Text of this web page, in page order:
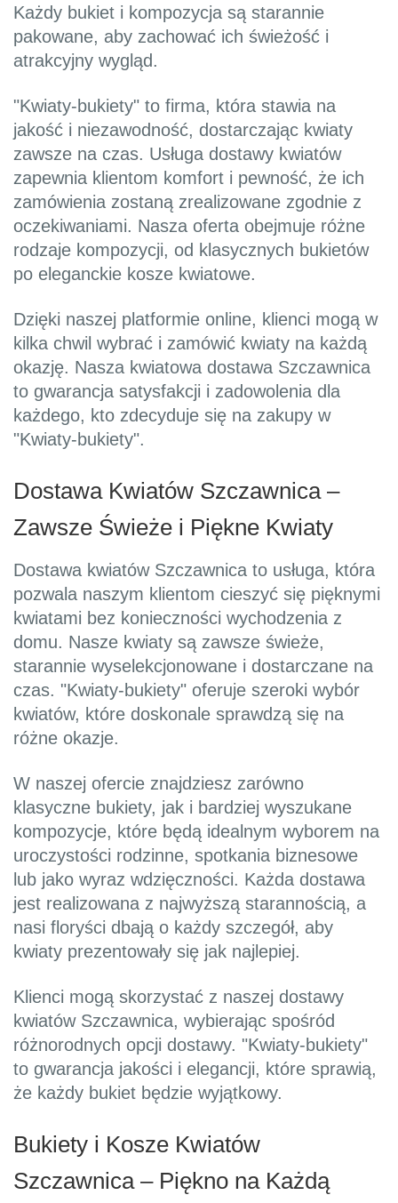
Każdy bukiet i kompozycja są starannie
pakowane, aby zachować ich świeżość i
atrakcyjny wygląd.
"Kwiaty-bukiety" to firma, która stawia na
jakość i niezawodność, dostarczając kwiaty
zawsze na czas. Usługa dostawy kwiatów
zapewnia klientom komfort i pewność, że ich
zamówienia zostaną zrealizowane zgodnie z
oczekiwaniami. Nasza oferta obejmuje różne
rodzaje kompozycji, od klasycznych bukietów
po eleganckie kosze kwiatowe.
Dzięki naszej platformie online, klienci mogą w
kilka chwil wybrać i zamówić kwiaty na każdą
okazję. Nasza kwiatowa dostawa Szczawnica
to gwarancja satysfakcji i zadowolenia dla
każdego, kto zdecyduje się na zakupy w
"Kwiaty-bukiety".
Dostawa Kwiatów Szczawnica –
Zawsze Świeże i Piękne Kwiaty
Dostawa kwiatów Szczawnica to usługa, która
pozwala naszym klientom cieszyć się pięknymi
kwiatami bez konieczności wychodzenia z
domu. Nasze kwiaty są zawsze świeże,
starannie wyselekcjonowane i dostarczane na
czas. "Kwiaty-bukiety" oferuje szeroki wybór
kwiatów, które doskonale sprawdzą się na
różne okazje.
W naszej ofercie znajdziesz zarówno
klasyczne bukiety, jak i bardziej wyszukane
kompozycje, które będą idealnym wyborem na
uroczystości rodzinne, spotkania biznesowe
lub jako wyraz wdzięczności. Każda dostawa
jest realizowana z najwyższą starannością, a
nasi floryści dbają o każdy szczegół, aby
kwiaty prezentowały się jak najlepiej.
Klienci mogą skorzystać z naszej dostawy
kwiatów Szczawnica, wybierając spośród
różnorodnych opcji dostawy. "Kwiaty-bukiety"
to gwarancja jakości i elegancji, które sprawią,
że każdy bukiet będzie wyjątkowy.
Bukiety i Kosze Kwiatów
Szczawnica – Piękno na Każdą